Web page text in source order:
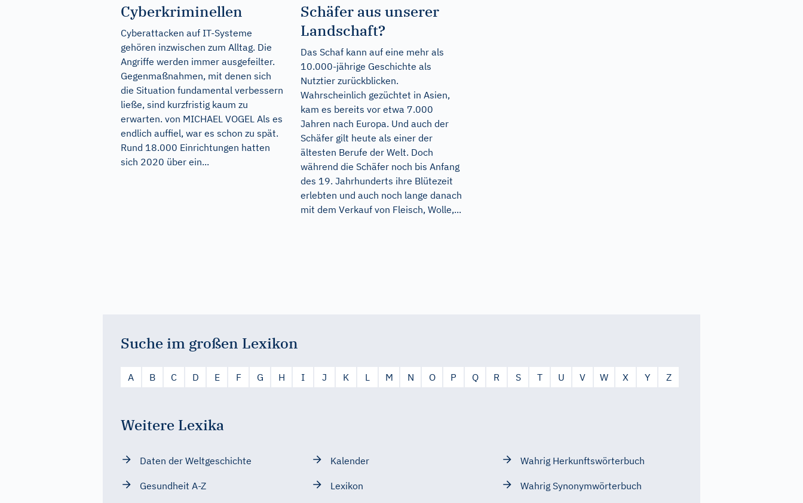
Cyberkriminellen
Cyberattacken auf IT-Systeme
gehören inzwischen zum Alltag. Die
Angriffe werden immer ausgefeilter.
Gegenmaßnahmen, mit denen sich
die Situation fundamental verbessern
ließe, sind kurzfristig kaum zu
erwarten. von MICHAEL VOGEL Als es
endlich auffiel, war es schon zu spät.
Rund 18.000 Einrichtungen hatten
sich 2020 über ein...
Schäfer aus unserer
Landschaft?
Das Schaf kann auf eine mehr als
10.000-jährige Geschichte als
Nutztier zurückblicken.
Wahrscheinlich gezüchtet in Asien,
kam es bereits vor etwa 7.000
Jahren nach Europa. Und auch der
Schäfer gilt heute als einer der
ältesten Berufe der Welt. Doch
während die Schäfer noch bis Anfang
des 19. Jahrhunderts ihre Blütezeit
erlebten und auch noch lange danach
mit dem Verkauf von Fleisch, Wolle,...
Suche im großen Lexikon
A B C D E F G H I J K L M N O P Q R S T U V W X Y Z
Weitere Lexika
Daten der Weltgeschichte
Gesundheit A-Z
Kalender
Lexikon
Wahrig Herkunftswörterbuch
Wahrig Synonymwörterbuch